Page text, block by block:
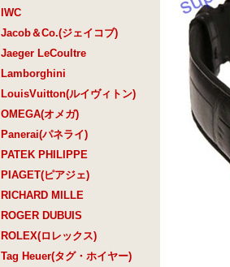
IWC
Jacob＆Co.(ジェイコブ)
Jaeger LeCoultre
Lamborghini
LouisVuitton(ルイヴィトン)
OMEGA(オメガ)
Panerai(パネライ)
PATEK PHILIPPE
PIAGET(ピアジェ)
RICHARD MILLE
ROGER DUBUIS
ROLEX(ロレックス)
Tag Heuer(タグ・ホイヤー)